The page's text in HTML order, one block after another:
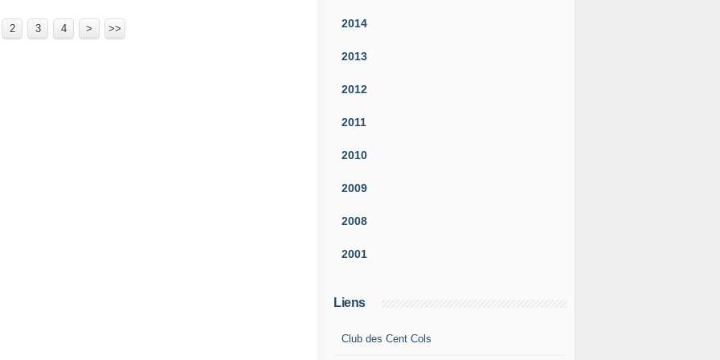
2 3 4 > >> 2014
2013
2012
2011
2010
2009
2008
2001
Liens
Club des Cent Cols